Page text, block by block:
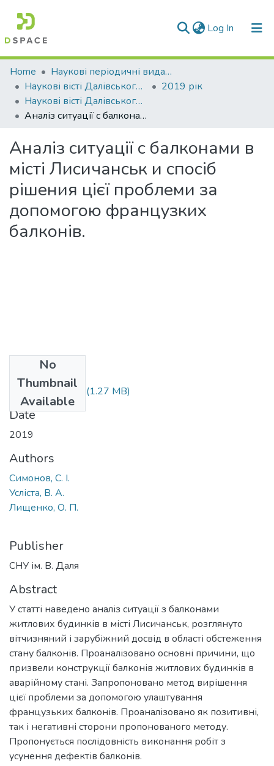
Log In (current)
Communities & Collections
All of DSpace
Statistics
Home
Наукові періодичні видання СНУ ім. В. Даля
Наукові вісті Далівського університету
2019 рік
Наукові вісті Далівського університету № 16
Аналіз ситуації с балконами в місті Лисичанськ и спосіб рішения цієї проблеми за допомогою французких балконів.
Аналіз ситуації с балконами в
місті Лисичанськ и спосіб
рішения цієї проблеми за
допомогою французких
балконів.
No
Thumbnail
Available
2019_16_19.pdf (1.27 MB)
Date
2019
Authors
Симонов, С. І.
Усліста, В. А.
Лищенко, О. П.
Publisher
СНУ ім. В. Даля
Abstract
У статті наведено аналіз ситуації з балконами
житлових будинків в місті Лисичанськ, розглянуто
вітчизняний і зарубіжний досвід в області обстеження
стану балконів. Проаналізовано основні причини, що
призвели конструкції балконів житлових будинків в
аварійному стані. Запропоновано метод вирішення
цієї проблеми за допомогою улаштування
французьких балконів. Проаналізовано як позитивні,
так і негативні сторони пропонованого методу.
Пропонується послідовність виконання робіт з
усунення дефектів балконів.